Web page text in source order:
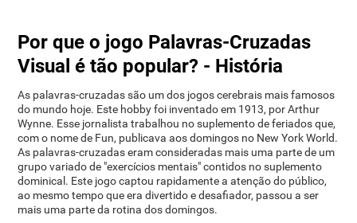
Por que o jogo Palavras-Cruzadas
Visual é tão popular? - História
As palavras-cruzadas são um dos jogos cerebrais mais famosos
do mundo hoje. Este hobby foi inventado em 1913, por Arthur
Wynne. Esse jornalista trabalhou no suplemento de feriados que,
com o nome de Fun, publicava aos domingos no New York World.
As palavras-cruzadas eram consideradas mais uma parte de um
grupo variado de "exercícios mentais" contidos no suplemento
dominical. Este jogo captou rapidamente a atenção do público,
ao mesmo tempo que era divertido e desafiador, passou a ser
mais uma parte da rotina dos domingos.